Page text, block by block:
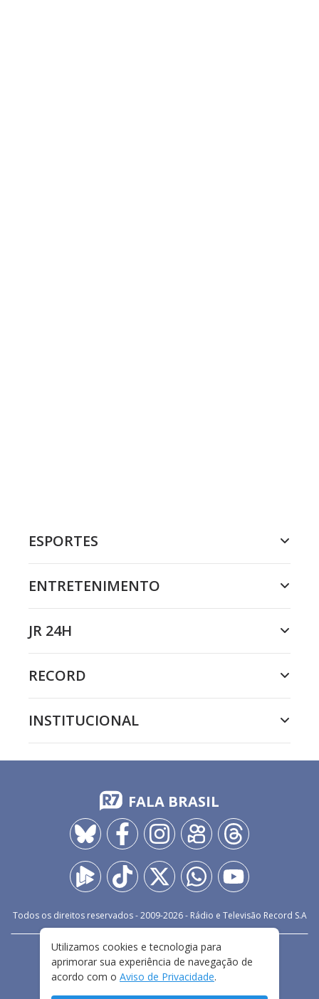
ESPORTES
ENTRETENIMENTO
JR 24H
RECORD
INSTITUCIONAL
FALA BRASIL
Todos os direitos reservados - 2009-2026- Rádio e Televisão Record S.A
FALE CONOSCO
PRIVACIDADE
TERMOS E CONDIÇÕES DE USO
Utilizamos cookies e tecnologia para
aprimorar sua experiência de navegação de
acordo com o Aviso de Privacidade.